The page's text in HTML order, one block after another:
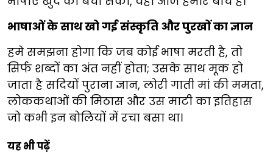
भाषाओं के साथ खो गई संस्कृति और पुरखों का ज्ञान
हमे समझना होगा कि जब कोई भाषा मरती है, तो
सिर्फ शब्दों का अंत नहीं होता; उसके साथ मूक हो
जाता है सदियों पुराना ज्ञान, लोरी गाती मां की ममता,
लोककथाओं की मिठास और उस माटी का इतिहास
जो कभी इन बोलियों में रचा बसा था।
यह भी पढ़ें